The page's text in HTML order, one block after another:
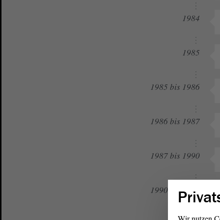
1984
1985
1985 bis 1986
1986 bis 1987
1987 bis 1990
1990 bis 1992